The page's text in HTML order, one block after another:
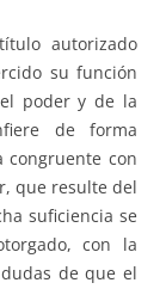
autorizado
su función
poder y de la
de forma
congruente con
que resulte del
suficiencia se
con la
de que el